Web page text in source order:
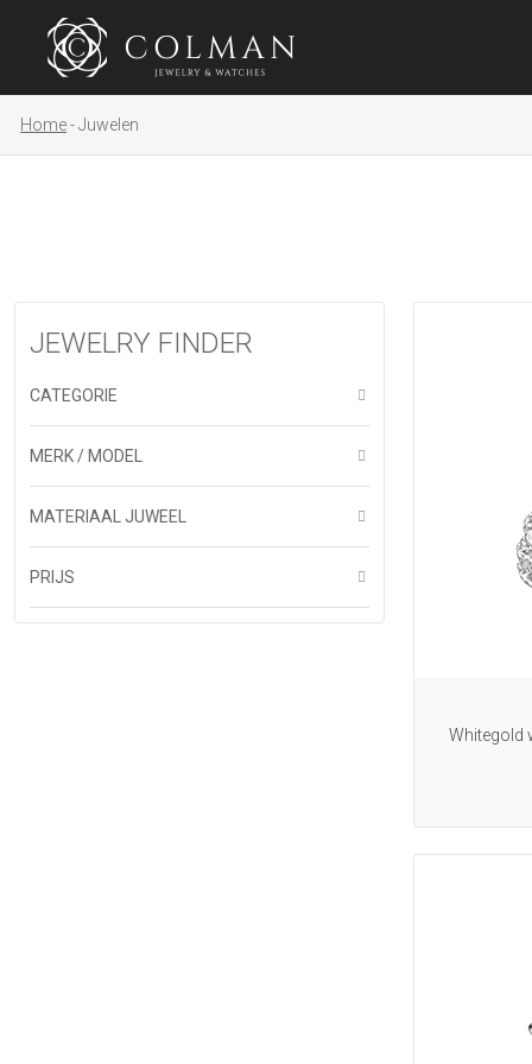
Home Juwelen
JEWELRY FINDER
CATEGORIE
MERK / MODEL
MATERIAAL JUWEEL
PRIJS
Whitegold